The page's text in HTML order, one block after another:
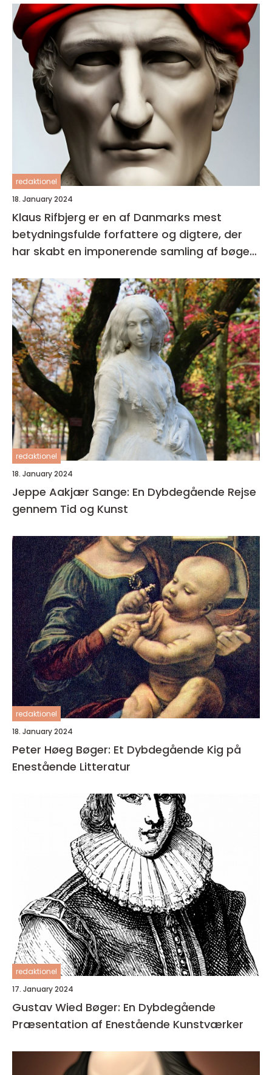
redaktionel
18. January 2024
Klaus Rifbjerg er en af Danmarks mest
betydningsfulde forfattere og digtere, der
har skabt en imponerende samling af bøger i
redaktionel
18. January 2024
Jeppe Aakjær Sange: En Dybdegående Rejse
gennem Tid og Kunst
redaktionel
18. January 2024
Peter Høeg Bøger: Et Dybdegående Kig på
Enestående Litteratur
redaktionel
17. January 2024
Gustav Wied Bøger: En Dybdegående
Præsentation af Enestående Kunstværker